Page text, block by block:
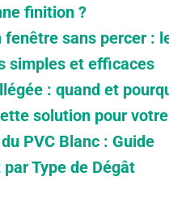
finition ?
fenêtre sans percer :
simples et efficaces
: quand et
solution pour
PVC Blanc : Guide
Type de Dégât